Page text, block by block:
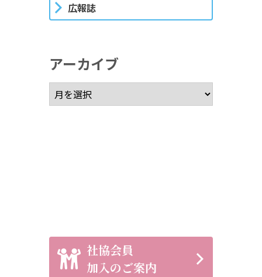
広報誌
アーカイブ
アーカイブ
社協会員
加入のご案内